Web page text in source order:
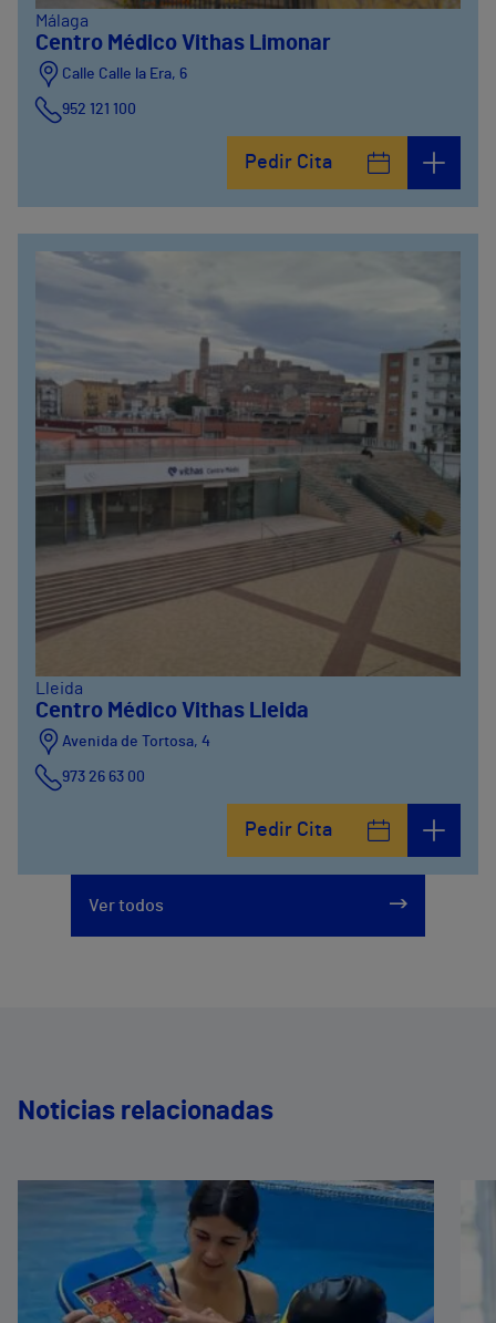
Málaga
Centro Médico Vithas Limonar
Calle Calle la Era, 6
952 121 100
Pedir Cita
Lleida
Centro Médico Vithas Lleida
Avenida de Tortosa, 4
973 26 63 00
Pedir Cita
Ver todos
Noticias relacionadas